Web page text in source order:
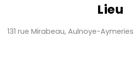
Lieu
131 rue Mirabeau, Aulnoye-Aymeries